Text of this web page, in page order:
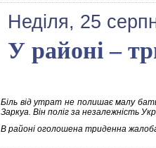
Неділя, 25
У районі –
Біль від утрат не полишає малу
Заркуа. Він поліг за незалежність
В районі оголошена триденна